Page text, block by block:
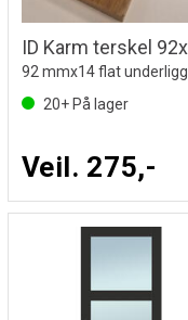
20+På lager
Veil. 275,-